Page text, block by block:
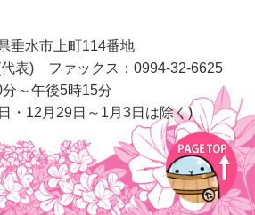
垂水市上町114番地
表)
ファックス：0994-32-6625
～午後5時15分
・12月29日～1月3日は除く)